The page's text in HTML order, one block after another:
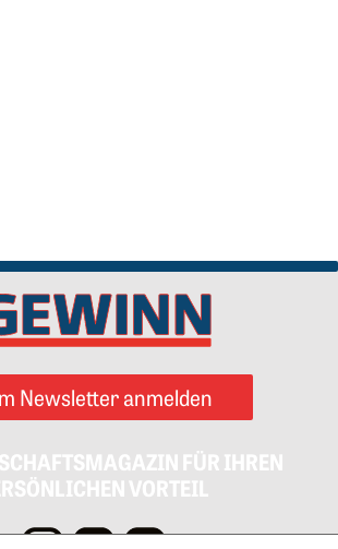
Newsletter anmelden
FÜR IHREN
VORTEIL